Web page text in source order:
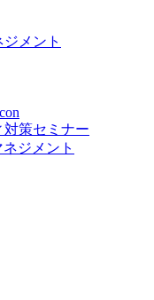
メント
対策セミナー
ジメント